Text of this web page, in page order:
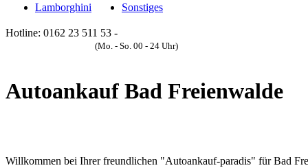
Lamborghini
Sonstiges
Hotline: 0162 23 511 53 -
(Mo. - So. 00 - 24 Uhr)
Autoankauf Bad Freienwalde
Willkommen bei Ihrer freundlichen "Autoankauf-paradis" für Bad